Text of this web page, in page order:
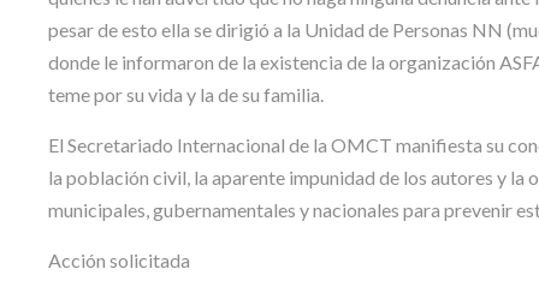
pesar de esto ella se dirigió a la Unidad de Personas NN
donde le informaron de la existencia de la organización
teme por su vida y la de su familia.
El Secretariado Internacional de la OMCT manifiesta su
la población civil, la aparente impunidad de los autores y
municipales, gubernamentales y nacionales para prevenir
Acción solicitada